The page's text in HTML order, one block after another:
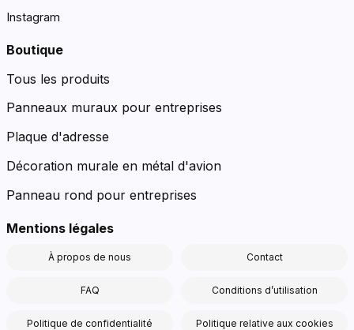
Instagram
Boutique
Tous les produits
Panneaux muraux pour entreprises
Plaque d'adresse
Décoration murale en métal d'avion
Panneau rond pour entreprises
Mentions légales
À propos de nous Contact
FAQ Conditions d’utilisation
Politique de confidentialité Politique relative aux cookies